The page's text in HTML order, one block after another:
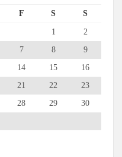
F S S
1
2
7 8
9
14 15
16
21 22
23
28 29
30